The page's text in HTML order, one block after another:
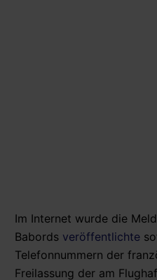
Im Internet wurde die
Babords veröffentlichte
Telefonnummern der
Freilassung der am